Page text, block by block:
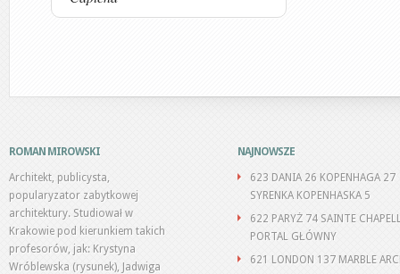
ROMAN MIROWSKI
Architekt, publicysta,
popularyzator zabytkowej
architektury. Studiował w
Krakowie pod kierunkiem takich
profesorów, jak: Krystyna
Wróblewska (rysunek), Jadwiga
NAJNOWSZE
623 DANIA 26 KOPENHAGA 27
SYRENKA KOPENHASKA 5
622 PARYŻ 74 SAINTE
PORTAL GŁÓWNY
621 LONDON 137 MARBLE